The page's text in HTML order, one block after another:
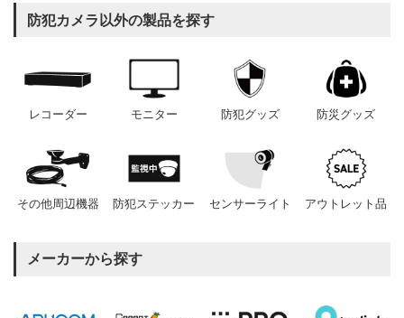
防犯カメラ以外の製品を探す
レコーダー モニター 防犯グッズ 防災グッズ
その他周辺機器 防犯ステッカー センサーライト アウトレット品
メーカーから探す